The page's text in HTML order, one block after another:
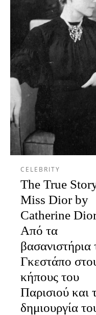
CELEBRITY
The True
Miss Dior by
Catherine
Από τα
βασανιστήρια
Γκεστάπο
κήπους του
Παρισιού και
δημιουργία